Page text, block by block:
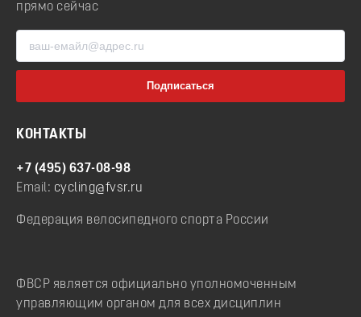
прямо сейчас
КОНТАКТЫ
+7 (495) 637-08-98
Email: cycling@fvsr.ru
Федерация велосипедного спорта России
ФВСР является официально уполномоченным
управляющим органом для всех дисциплин